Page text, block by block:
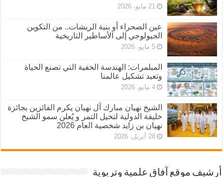
21 مايو، 2026
عين الصحراء أو بنية الريشات.. من التكوين
الجيولوجي إلى الأساطير التاريخية
5 مايو، 2026
المبلمرات: الهندسة الخفية التي تصنع الحياة
وتعيد تشكيل عالمنا
4 مايو، 2026
الشيخ نهيان مبارك آل نهيان يكرم الفائزين بجائزة
خليفة الدولية لنخيل التمر و يُعلن سمو الشيخ
نهيان بن زايد شخصية العام 2026
28 أبريل، 2026
أرشيف موقع آفاق علمية وتربوية